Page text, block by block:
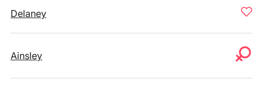
Delaney
Ainsley